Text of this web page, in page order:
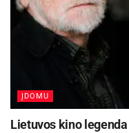
Violeta Žalalienė
ĮDOMU
Lietuvos kino